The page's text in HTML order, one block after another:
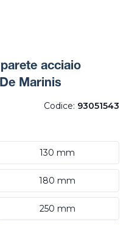
acciaio
Marinis
Codice: 93051543
130 mm
180 mm
250 mm